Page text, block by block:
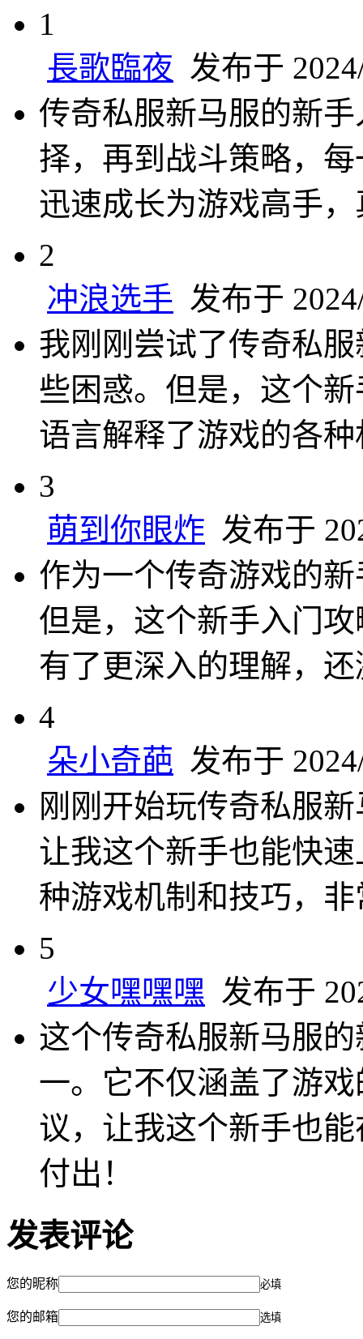
1
長歌臨夜 发布于
传奇私服新马服的新
择，再到战斗策略，
迅速成长为游戏高手
2
冲浪选手 发布于
我刚刚尝试了传奇私
些困惑。但是，这个
语言解释了游戏的各
3
萌到你眼炸 发布于
作为一个传奇游戏的
但是，这个新手入门
有了更深入的理解，
4
朵小奇葩 发布于
刚刚开始玩传奇私服
让我这个新手也能快
种游戏机制和技巧，
5
少女嘿嘿嘿 发布于
这个传奇私服新马服
一。它不仅涵盖了游
议，让我这个新手也
付出！
发表评论
您的昵称 必填
您的邮箱 选填